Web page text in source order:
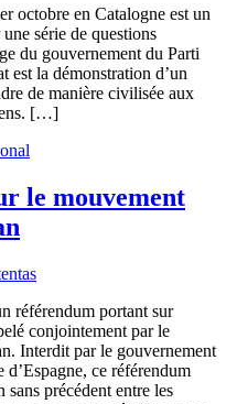
octobre en Catalogne est un
série de questions
du gouvernement du Parti
est la démonstration d’un
de manière civilisée aux
[…]
le mouvement
référendum portant sur
conjointement par le
Interdit par le gouvernement
ce référendum
sans précédent entre les